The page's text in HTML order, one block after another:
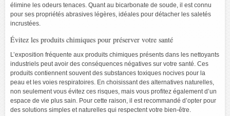
élimine les odeurs tenaces. Quant au bicarbonate de soude, il est connu
pour ses propriétés abrasives légères, idéales pour détacher les saletés
incrustées.
Évitez les produits chimiques pour préserver votre santé
L’exposition fréquente aux produits chimiques présents dans les nettoyants
industriels peut avoir des conséquences négatives sur votre santé. Ces
produits contiennent souvent des substances toxiques nocives pour la
peau et les voies respiratoires. En choisissant des alternatives naturelles,
non seulement vous évitez ces risques, mais vous profitez également d’un
espace de vie plus sain. Pour cette raison, il est recommandé d’opter pour
des solutions simples et naturelles qui respectent votre bien-être.